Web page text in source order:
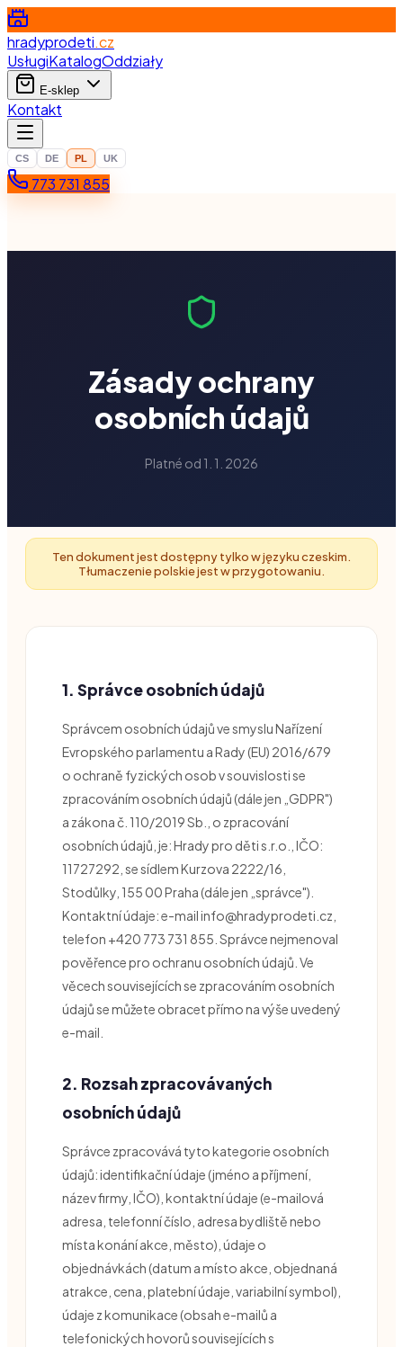
hradyprodeti.cz
UsługiKatalogOddziały
E-sklep
Kontakt
CS DE PL UK
773 731 855
Zásady ochrany
osobních údajů
Platné od 1. 1. 2026
Ten dokument jest dostępny tylko w języku czeskim.
Tłumaczenie polskie jest w przygotowaniu.
1. Správce osobních údajů
Správcem osobních údajů ve smyslu Nařízení
Evropského parlamentu a Rady (EU) 2016/679
o ochraně fyzických osob v souvislosti se
zpracováním osobních údajů (dále jen „GDPR")
a zákona č. 110/2019 Sb., o zpracování
osobních údajů, je: Hrady pro děti s.r.o., IČO:
11727292, se sídlem Kurzova 2222/16,
Stodůlky, 155 00 Praha (dále jen „správce").
Kontaktní údaje: e-mail info@hradyprodeti.cz,
telefon +420 773 731 855. Správce nejmenoval
pověřence pro ochranu osobních údajů. Ve
věcech souvisejících se zpracováním osobních
údajů se můžete obracet přímo na výše uvedený
e-mail.
2. Rozsah zpracovávaných
osobních údajů
Správce zpracovává tyto kategorie osobních
údajů: identifikační údaje (jméno a příjmení,
název firmy, IČO), kontaktní údaje (e-mailová
adresa, telefonní číslo, adresa bydliště nebo
místa konání akce, město), údaje o
objednávkách (datum a místo akce, objednaná
atrakce, cena, platební údaje, variabilní symbol),
údaje z komunikace (obsah e-mailů a
telefonických hovorů souvisejících s